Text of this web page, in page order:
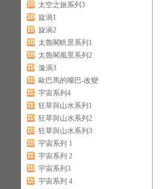
105 太空之旅系列3
106 旋渦1
107 旋渦2
108 太魯閣軓景系列1
109 太魯閣風景系列2
110 漩渦3
111 歐巴馬的嘴巴-改變
112 宇宙系列4
113 狂草與山水系列1
114 狂草與山水系列2
115 狂草與山水系列3
116 宇宙系列 1
117 宇宙系列 2
118 宇宙系列3
119 宇宙系列 4